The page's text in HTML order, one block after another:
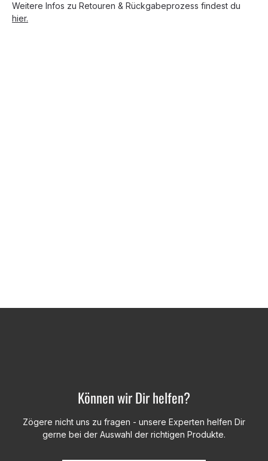
Weitere Infos zu Retouren & Rückgabeprozess findest du
hier.
Können wir Dir helfen?
Zögere nicht uns zu fragen - unsere Experten helfen Dir
gerne bei der Auswahl der richtigen Produkte.